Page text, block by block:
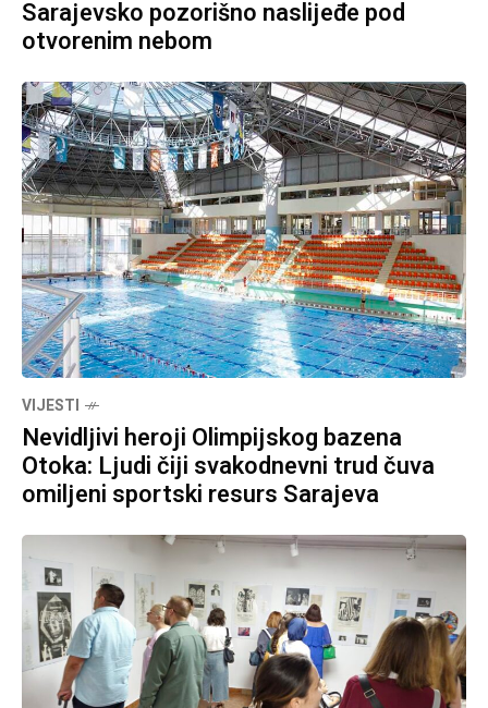
Sarajevsko pozorišno naslijeđe pod
otvorenim nebom
VIJESTI
Nevidljivi heroji Olimpijskog bazena
Otoka: Ljudi čiji svakodnevni trud čuva
omiljeni sportski resurs Sarajeva